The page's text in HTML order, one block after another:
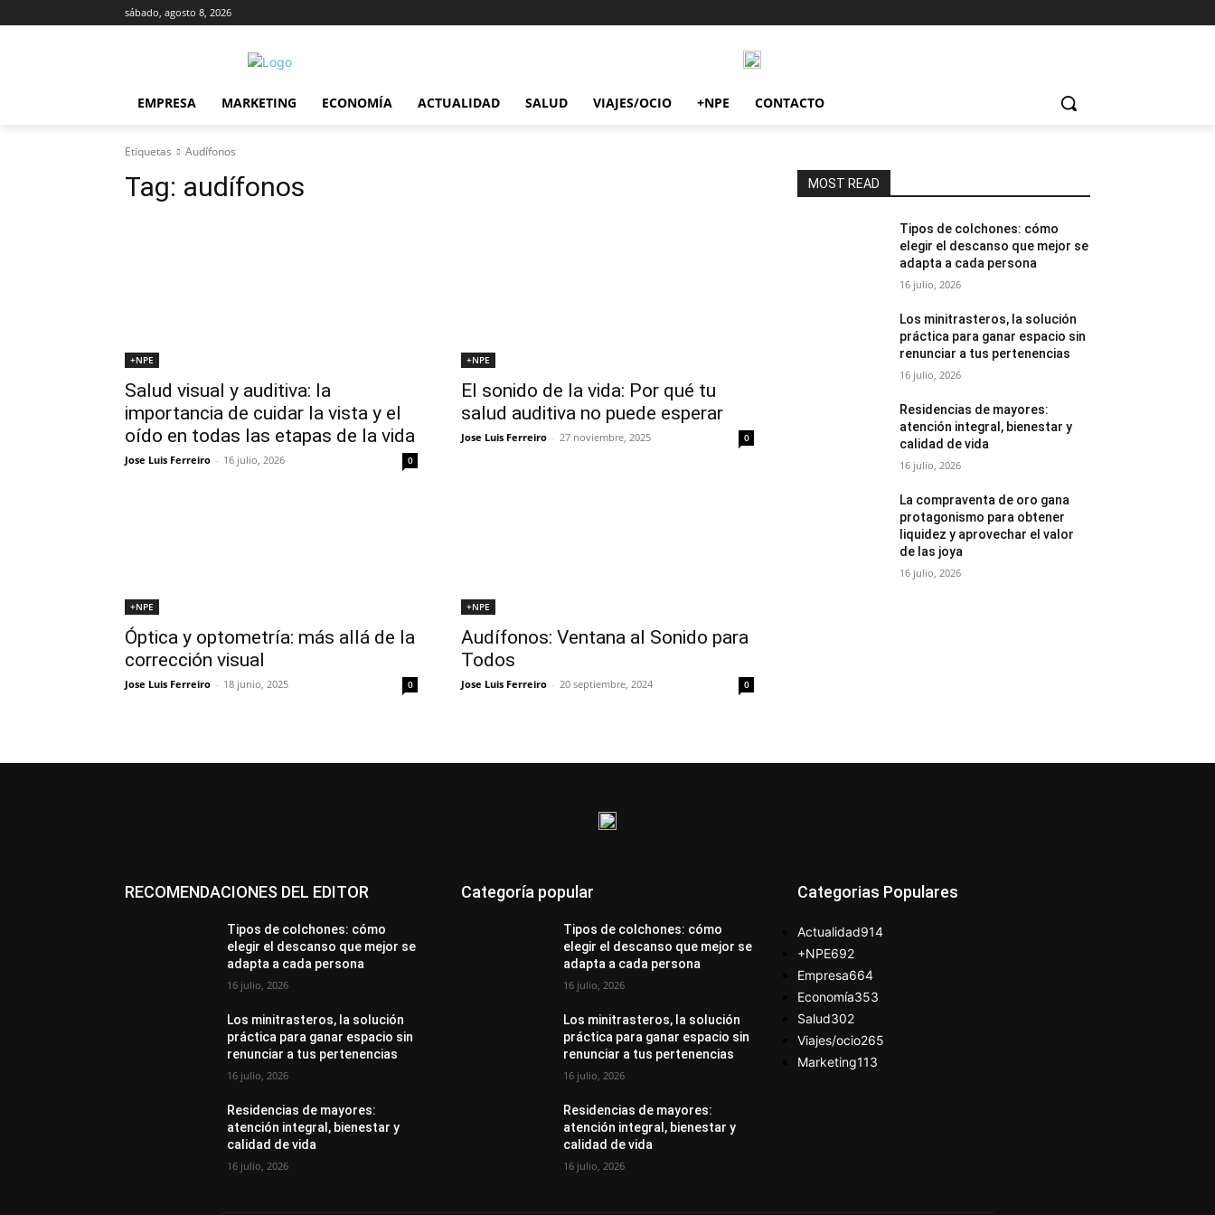
sábado, agosto 8, 2026
EMPRESA MARKETING ECONOMÍA ACTUALIDAD SALUD VIAJES/OCIO +NPE CONTACTO
Etiquetas Audífonos
Tag: audífonos
+NPE
Salud visual y auditiva: la
importancia de cuidar la vista y el
oído en todas las etapas de la vida
Jose Luis Ferreiro - 16 julio, 2026 0
+NPE
El sonido de la vida: Por qué tu
salud auditiva no puede esperar
Jose Luis Ferreiro - 27 noviembre, 2025 0
+NPE
Óptica y optometría: más allá de la
corrección visual
Jose Luis Ferreiro - 18 junio, 2025 0
+NPE
Audífonos: Ventana al Sonido para
Todos
Jose Luis Ferreiro - 20 septiembre, 2024 0
MOST READ
Tipos de colchones: cómo
elegir el descanso que mejor se
adapta a cada persona
16 julio, 2026
Los minitrasteros, la solución
práctica para ganar espacio sin
renunciar a tus pertenencias
16 julio, 2026
Residencias de mayores:
atención integral, bienestar y
calidad de vida
16 julio, 2026
La compraventa de oro gana
protagonismo para obtener
liquidez y aprovechar el valor
de las joya
16 julio, 2026
RECOMENDACIONES DEL EDITOR
Tipos de colchones: cómo
elegir el descanso que mejor se
adapta a cada persona
16 julio, 2026
Los minitrasteros, la solución
práctica para ganar espacio sin
renunciar a tus pertenencias
16 julio, 2026
Residencias de mayores:
atención integral, bienestar y
calidad de vida
16 julio, 2026
Categoría popular
Tipos de colchones: cómo
elegir el descanso que mejor se
adapta a cada persona
16 julio, 2026
Los minitrasteros, la solución
práctica para ganar espacio sin
renunciar a tus pertenencias
16 julio, 2026
Residencias de mayores:
atención integral, bienestar y
calidad de vida
16 julio, 2026
Categorias Populares
Actualidad914
+NPE692
Empresa664
Economía353
Salud302
Viajes/ocio265
Marketing113